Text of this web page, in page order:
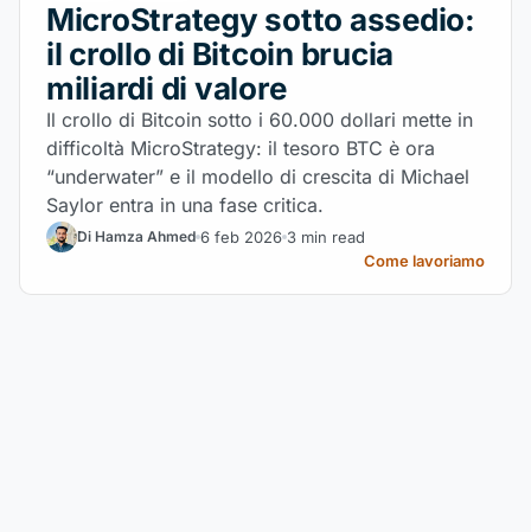
MicroStrategy sotto assedio:
il crollo di Bitcoin brucia
miliardi di valore
Il crollo di Bitcoin sotto i 60.000 dollari mette in
difficoltà MicroStrategy: il tesoro BTC è ora
“underwater” e il modello di crescita di Michael
Saylor entra in una fase critica.
Di Hamza Ahmed 6 feb 2026 3 min read
Come lavoriamo